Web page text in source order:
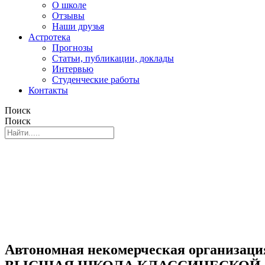
О школе
Отзывы
Наши друзья
Астротека
Прогнозы
Статьи, публикации, доклады
Интервью
Студенческие работы
Контакты
Поиск
Поиск
Автономная некомерческая